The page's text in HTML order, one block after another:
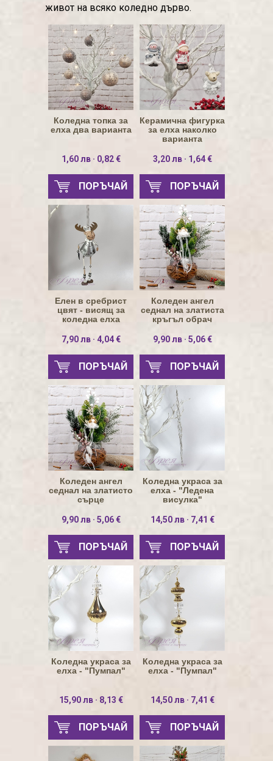
живот на всяко коледно дърво.
Коледна топка за
елха два варианта
1,60 лв · 0,82 €
ПОРЪЧАЙ
Керамична фигурка
за елха наколко
варианта
3,20 лв · 1,64 €
ПОРЪЧАЙ
Елен в сребрист
цвят - висящ за
коледна елха
7,90 лв · 4,04 €
ПОРЪЧАЙ
Коледен ангел
седнал на златиста
кръгъл обрач
9,90 лв · 5,06 €
ПОРЪЧАЙ
Коледен ангел
седнал на златисто
сърце
9,90 лв · 5,06 €
ПОРЪЧАЙ
Коледна украса за
елха - "Ледена
висулка"
14,50 лв · 7,41 €
ПОРЪЧАЙ
Коледна украса за
елха - "Пумпал"
15,90 лв · 8,13 €
ПОРЪЧАЙ
Коледна украса за
елха - "Пумпал"
14,50 лв · 7,41 €
ПОРЪЧАЙ